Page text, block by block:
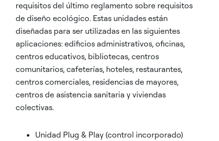
requisitos del último reglamento sobre requisitos
de diseño ecológico. Estas unidades están
diseñadas para ser utilizadas en las siguientes
aplicaciones: edificios administrativos, oficinas,
centros educativos, bibliotecas, centros
comunitarios, cafeterías, hoteles, restaurantes,
centros comerciales, residencias de mayores,
centros de asistencia sanitaria y viviendas
colectivas.
Unidad Plug & Play (control incorporado)